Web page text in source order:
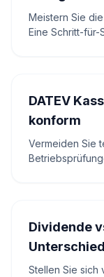
Meistern Sie
Eine Schritt-für-
DATEV
konform
Vermeiden Sie
Dividende
Stellen Sie sich